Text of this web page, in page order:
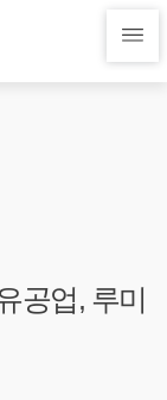
공업, 루미